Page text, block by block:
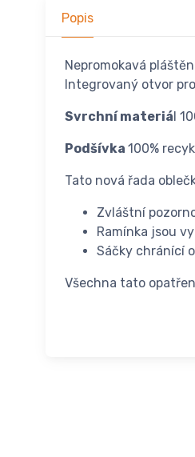
Popis
Nepromokavá
Integrovaný otvor
Svrchní materiá l
Podšívka 100%
Tato nová řada
Zvláštní
Ramínka jsou
Sáčky chránící
Všechna tato